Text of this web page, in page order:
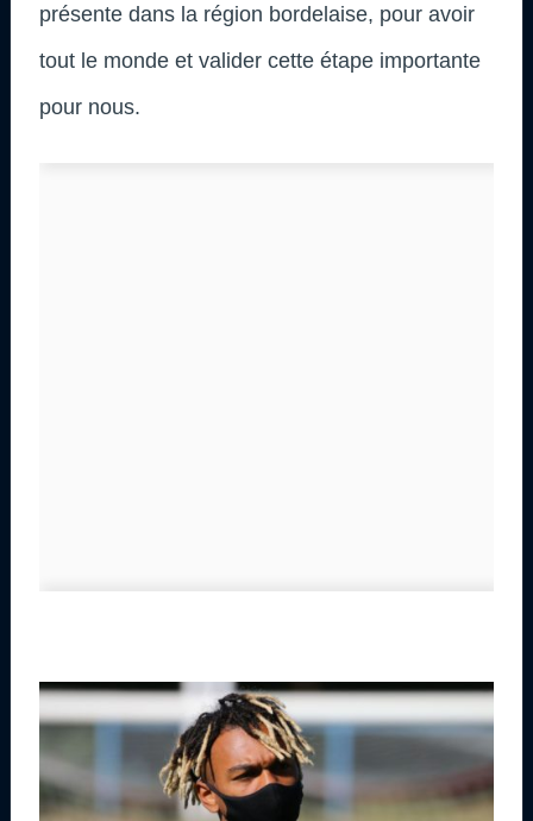
présente dans la région bordelaise, pour avoir
tout le monde et valider cette étape importante
pour nous.